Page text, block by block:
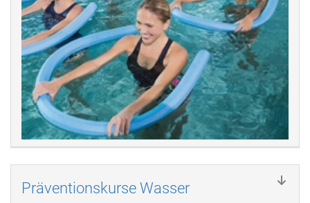
Präventionskurse Wasser